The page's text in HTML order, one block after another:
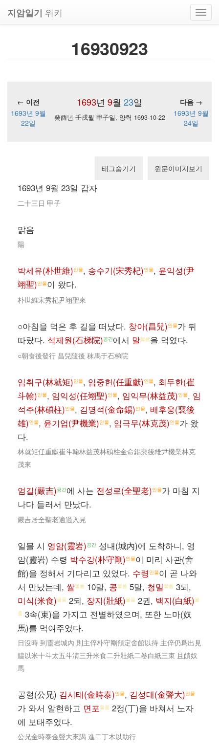
지암일기 위키
16930923
1693년 9월 23일
← 이전
다음 →
1693년 9월
22일
癸酉년 壬戌월 甲子일, 양력 1693-10-22
1693년 9월
24일
태그숨기기 원문이미지보기
1693년 9월 23일 갑자
二十三日 甲子
맑음
陽
박세유(朴世維)인물, 송수기(宋秀杞)인물, 윤익성(尹
翊聖)인물이 왔다.
朴世維宋秀杞尹翊聖來
○아침을 먹은 후 길을 떠났다. 창아(昌兒)인물가 뒤
따랐다. 석제원(石梯院)공간에서 말물품을 먹였다.
○朝食後發行 昌兒隨後 秣馬于石梯院
임취구(林就矩)인물, 임중헌(任重獻)인물, 최두한(崔
斗翰)인물, 임익성(任翊聖)인물, 임익무(林益茂)인물, 임
석주(林碩柱)인물, 김명석(金命錫)인물, 배후웅(裵後
雄)인물, 윤기업(尹機業)인물, 임극무(林克茂)인물가 왔
다.
林就矩任重獻崔斗翰林益茂林碩柱金命錫裵後雄尹機業林克
茂來
엄길(嚴吉)공간에 사는 전성로(全聖老)인물가 마침 지
나다 들러서 만났다.
嚴吉居全聖老適過入見
일몰 시 영암(靈岩)공간 성내(城內)에 도착하니, 영
암(靈岩) 수령 박수강(朴守剛)인물이 미리 사관(舍
館)을 정해서 기다리고 있었다. 수령 인물이 곧 나와
서 만났는데, 쌀물품 10말, 콩물품 5말, 청밀 물품 3되,
미식(米食)물품 2되, 장지(壯紙)물품 2권, 백지(白紙)물
품 3속(束)을 가지고 전별하였으며, 또한 노마(奴
馬)를 먹여주었다.
日沒時 到靈岩城內 則主倅朴守剛預定舍館以待 主倅仍爲出見
贐以米十斗太五斗淸三升米食二升壯紙二卷白紙三束 且饋奴
馬
공형(公兄) 김시태(金時泰)인물, 김성대(金聲大)인물
가 와서 알현하고 면포 물품 2정(丁)을 바쳐서 노자
에 보태주었다.
公兄金時泰金聲大來謁 進二丁木以助行